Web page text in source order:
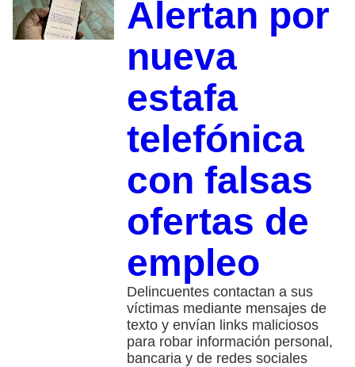
Alertan por
nueva
estafa
telefónica
con falsas
ofertas de
empleo
Delincuentes contactan a sus
víctimas mediante mensajes de
texto y envían links maliciosos
para robar información personal,
bancaria y de redes sociales